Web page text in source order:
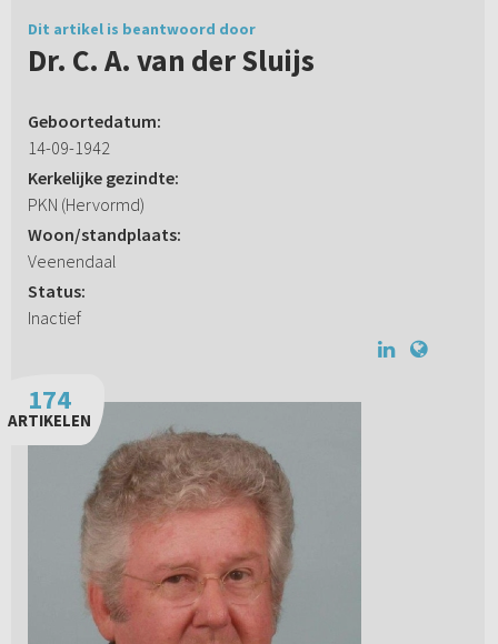
Dit artikel is beantwoord door
Dr. C. A. van der Sluijs
Geboortedatum:
14-09-1942
Kerkelijke gezindte:
PKN (Hervormd)
Woon/standplaats:
Veenendaal
Status:
Inactief
174
ARTIKELEN